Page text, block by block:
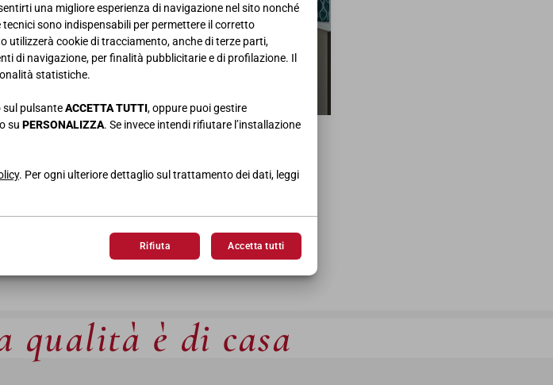
una migliore esperienza di navigazione nel sito nonché
sono indispensabili per permettere il corretto
utilizzerà cookie di tracciamento, anche di terze parti,
di navigazione, per finalità pubblicitarie e di profilazione. Il
statistiche.
sul pulsanteACCETTA TUTTI, oppure puoi gestire
su PERSONALIZZA. Se invece intendi rifiutare l’installazione
. Per ogni ulteriore dettaglio sul trattamento dei dati, leggi
Rifiuta Accetta tutti
pubblicazione della rivista Elle Decor per il mese di
qualità è di casa